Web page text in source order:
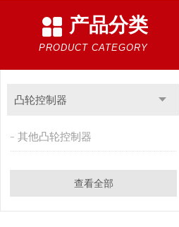
产品分类
PRODUCT CATEGORY
凸轮控制器
其他凸轮控制器
查看全部